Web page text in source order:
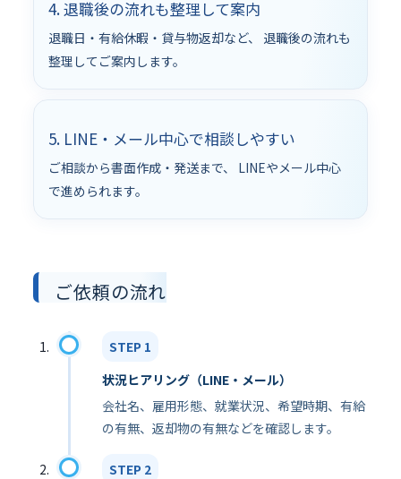
4. 退職後の流れも整理して案内
退職日・有給休暇・貸与物返却など、 退職後の流れも
整理してご案内します。
5. LINE・メール中心で相談しやすい
ご相談から書面作成・発送まで、 LINEやメール中心
で進められます。
ご依頼の流れ
STEP 1
状況ヒアリング（LINE・メール）
会社名、雇用形態、就業状況、希望時期、有給
の有無、返却物の有無などを確認します。
STEP 2